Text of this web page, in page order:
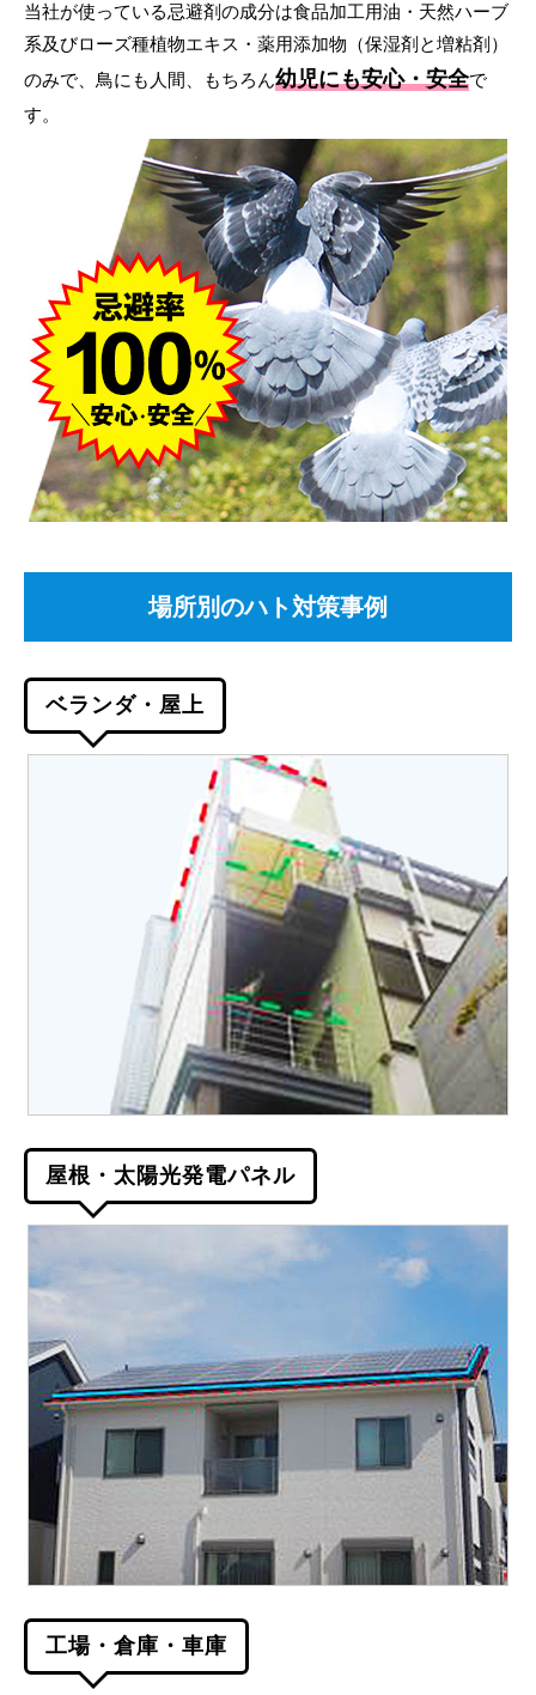
当社が使っている忌避剤の成分は食品加工用油・天然ハーブ
系及びローズ種植物エキス・薬用添加物（保湿剤と増粘剤）
のみで、鳥にも人間、もちろん幼児にも安心・安全で
す。
場所別のハト対策事例
ベランダ・屋上
屋根・太陽光発電パネル
工場・倉庫・車庫